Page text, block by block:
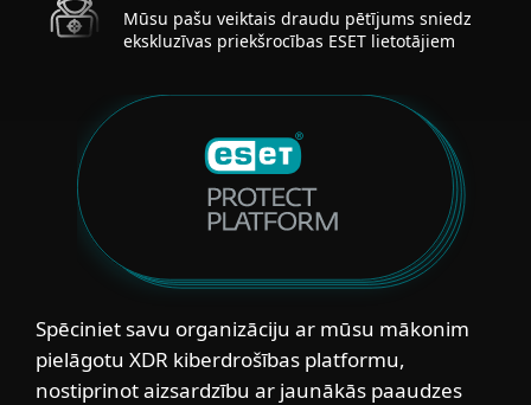
Mūsu pašu veiktais draudu pētījums sniedz
ekskluzīvas priekšrocības ESET lietotājiem
Spēciniet savu organizāciju ar mūsu mākonim
pielāgotu XDR kiberdrošības platformu,
nostiprinot aizsardzību ar jaunākās paaudzes